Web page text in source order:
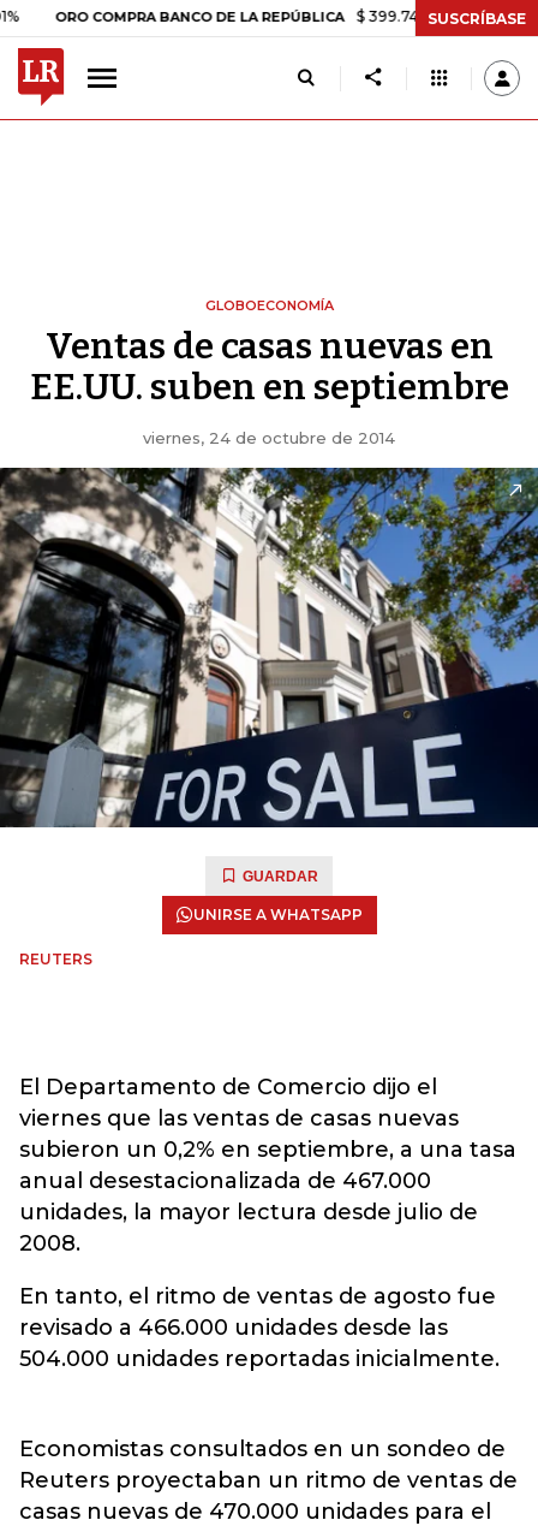
ORO COMPRA BANCO DE LA REPÚBLICA $ 399.745,16 +$ 2.295,71
SUSCRÍBASE
GLOBOECONOMÍA
Ventas de casas nuevas en
EE.UU. suben en septiembre
viernes, 24 de octubre de 2014
GUARDAR
UNIRSE A WHATSAPP
REUTERS
El Departamento de Comercio dijo el
viernes que las ventas de casas nuevas
subieron un 0,2% en septiembre, a una tasa
anual desestacionalizada de 467.000
unidades, la mayor lectura desde julio de
2008.
En tanto, el ritmo de ventas de agosto fue
revisado a 466.000 unidades desde las
504.000 unidades reportadas inicialmente.
Economistas consultados en un sondeo de
Reuters proyectaban un ritmo de ventas de
casas nuevas de 470.000 unidades para el